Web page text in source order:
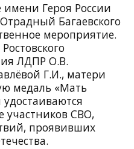
Героя России
Багаевского
мероприятие.
ЛДПР О.В.
Г.И., матери
медаль «Мать
СВО,
проявивших